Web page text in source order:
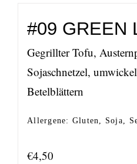
#09 GREEN
Gegrillter Tofu,
Sojaschnetzel,
Betelblättern
Allergene: Gluten, Soja,
€4,50